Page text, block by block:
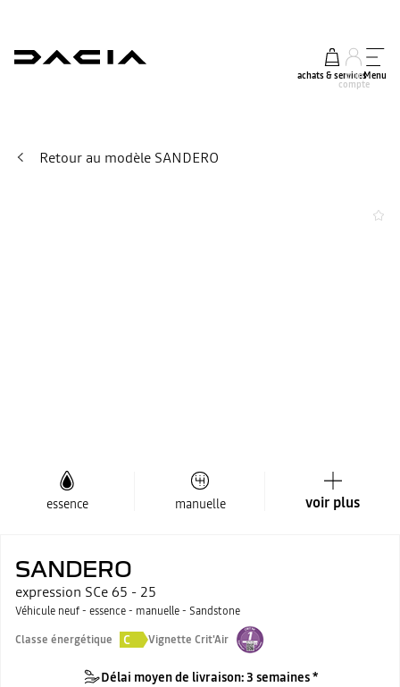
achats & services
mon
compte
Menu
Retour au modèle SANDERO
essence manuelle voir plus
SANDERO
expression SCe 65 - 25
Véhicule neuf - essence - manuelle - Sandstone
Classe énergétique
C Vignette Crit'Air
Délai moyen de livraison: 3 semaines *